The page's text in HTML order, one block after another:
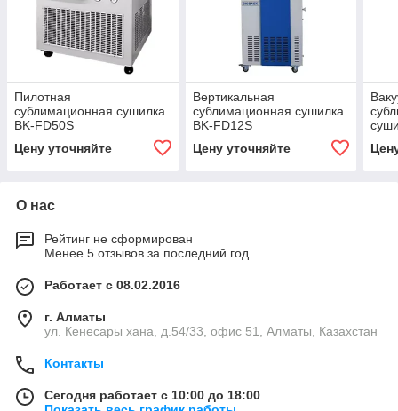
Пилотная
сублимационная сушилка
BK-FD50S
Цену уточняйте
Вертикальная
сублимационная сушилка
BK-FD12S
Цену уточняйте
О нас
Рейтинг не сформирован
Менее 5 отзывов за последний год
Работает с 08.02.2016
г. Алматы
ул. Кенесары хана, д.54/33, офис 51, Алматы, Казахстан
Контакты
Сегодня работает с 10:00 до 18:00